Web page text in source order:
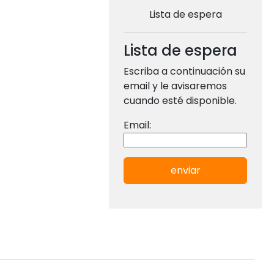
Lista de espera
Lista de espera
Escriba a continuación su
email y le avisaremos
cuando esté disponible.
Email:
enviar